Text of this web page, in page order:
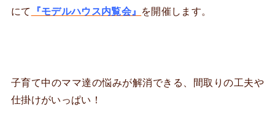
にて
『モデルハウス内覧会』 を開催します。
子育て中のママ達の悩みが解消できる、間取りの工夫や
仕掛けがいっぱい！